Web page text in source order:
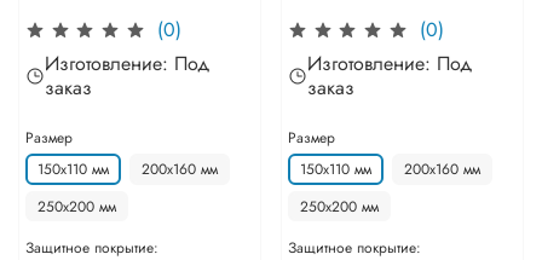
(0)
Изготовление: Под
заказ
Размер
150х110 мм
200х160 мм
250х200 мм
Защитное покрытие:
(0)
Изготовление: Под
заказ
Размер
150х110 мм
200х160 мм
250х200 мм
Защитное покрытие: